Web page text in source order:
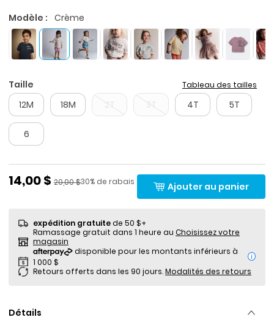
Modèle : Crème
Taille Tableau des tailles
12M 18M 4T 5T
6
Prix de solde
14,00 $ Pourcentage de rabais
30% de rabais
Prix ​​de détail suggéré par le fabricant
20,00 $ Ajouter au panier
expédition gratuitede 50 $+
Ramassage gratuit dans 1 heure au Choisissez votre
magasin
i
Retours offerts dans les 90 jours.Modalités des retours
Détails